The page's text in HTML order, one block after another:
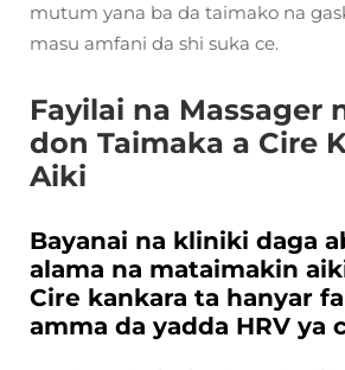
mutum yana ba da taimako na
masu amfani da shi suka ce.
Fayilai na Massager
don Taimaka a Cire
Aiki
Bayanai na kliniki daga
alama na mataimakin
Cire kankara ta hanyar
amma da yadda HRV ya